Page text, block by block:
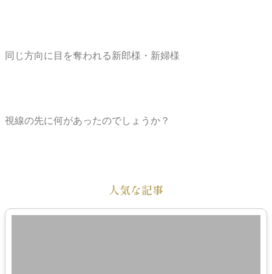
同じ方向に目を奪われる新郎様・新婦様
視線の先に何があったのでしょうか？
人気な記事